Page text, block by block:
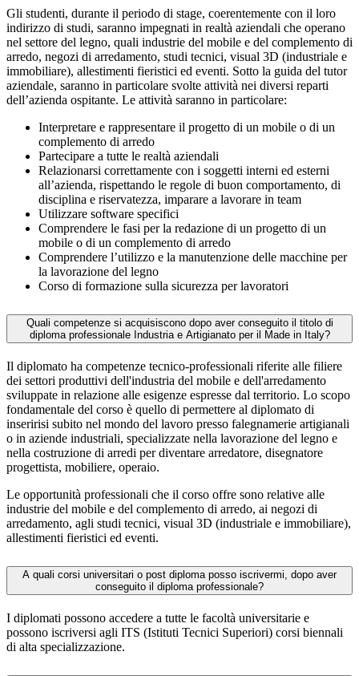
Gli studenti, durante il periodo di stage, coerentemente con il loro
indirizzo di studi, saranno impegnati in realtà aziendali che operano
nel settore del legno, quali industrie del mobile e del complemento di
arredo, negozi di arredamento, studi tecnici, visual 3D (industriale e
immobiliare), allestimenti fieristici ed eventi. Sotto la guida del tutor
aziendale, saranno in particolare svolte attività nei diversi reparti
dell’azienda ospitante. Le attività saranno in particolare:
Interpretare e rappresentare il progetto di un mobile o di un
complemento di arredo
Partecipare a tutte le realtà aziendali
Relazionarsi correttamente con i soggetti interni ed esterni
all’azienda, rispettando le regole di buon comportamento, di
disciplina e riservatezza, imparare a lavorare in team
Utilizzare software specifici
Comprendere le fasi per la redazione di un progetto di un
mobile o di un complemento di arredo
Comprendere l’utilizzo e la manutenzione delle macchine per
la lavorazione del legno
Corso di formazione sulla sicurezza per lavoratori
Quali competenze si acquisiscono dopo aver conseguito il titolo di
diploma professionale Industria e Artigianato per il Made in Italy?
Il diplomato ha competenze tecnico-professionali riferite alle filiere
dei settori produttivi dell'industria del mobile e dell'arredamento
sviluppate in relazione alle esigenze espresse dal territorio. Lo scopo
fondamentale del corso è quello di permettere al diplomato di
inseririsi subito nel mondo del lavoro presso falegnamerie artigianali
o in aziende industriali, specializzate nella lavorazione del legno e
nella costruzione di arredi per diventare arredatore, disegnatore
progettista, mobiliere, operaio.
Le opportunità professionali che il corso offre sono relative alle
industrie del mobile e del complemento di arredo, ai negozi di
arredamento, agli studi tecnici, visual 3D (industriale e immobiliare),
allestimenti fieristici ed eventi.
A quali corsi universitari o post diploma posso iscrivermi, dopo aver
conseguito il diploma professionale?
I diplomati possono accedere a tutte le facoltà universitarie e
possono iscriversi agli ITS (Istituti Tecnici Superiori) corsi biennali
di alta specializzazione.